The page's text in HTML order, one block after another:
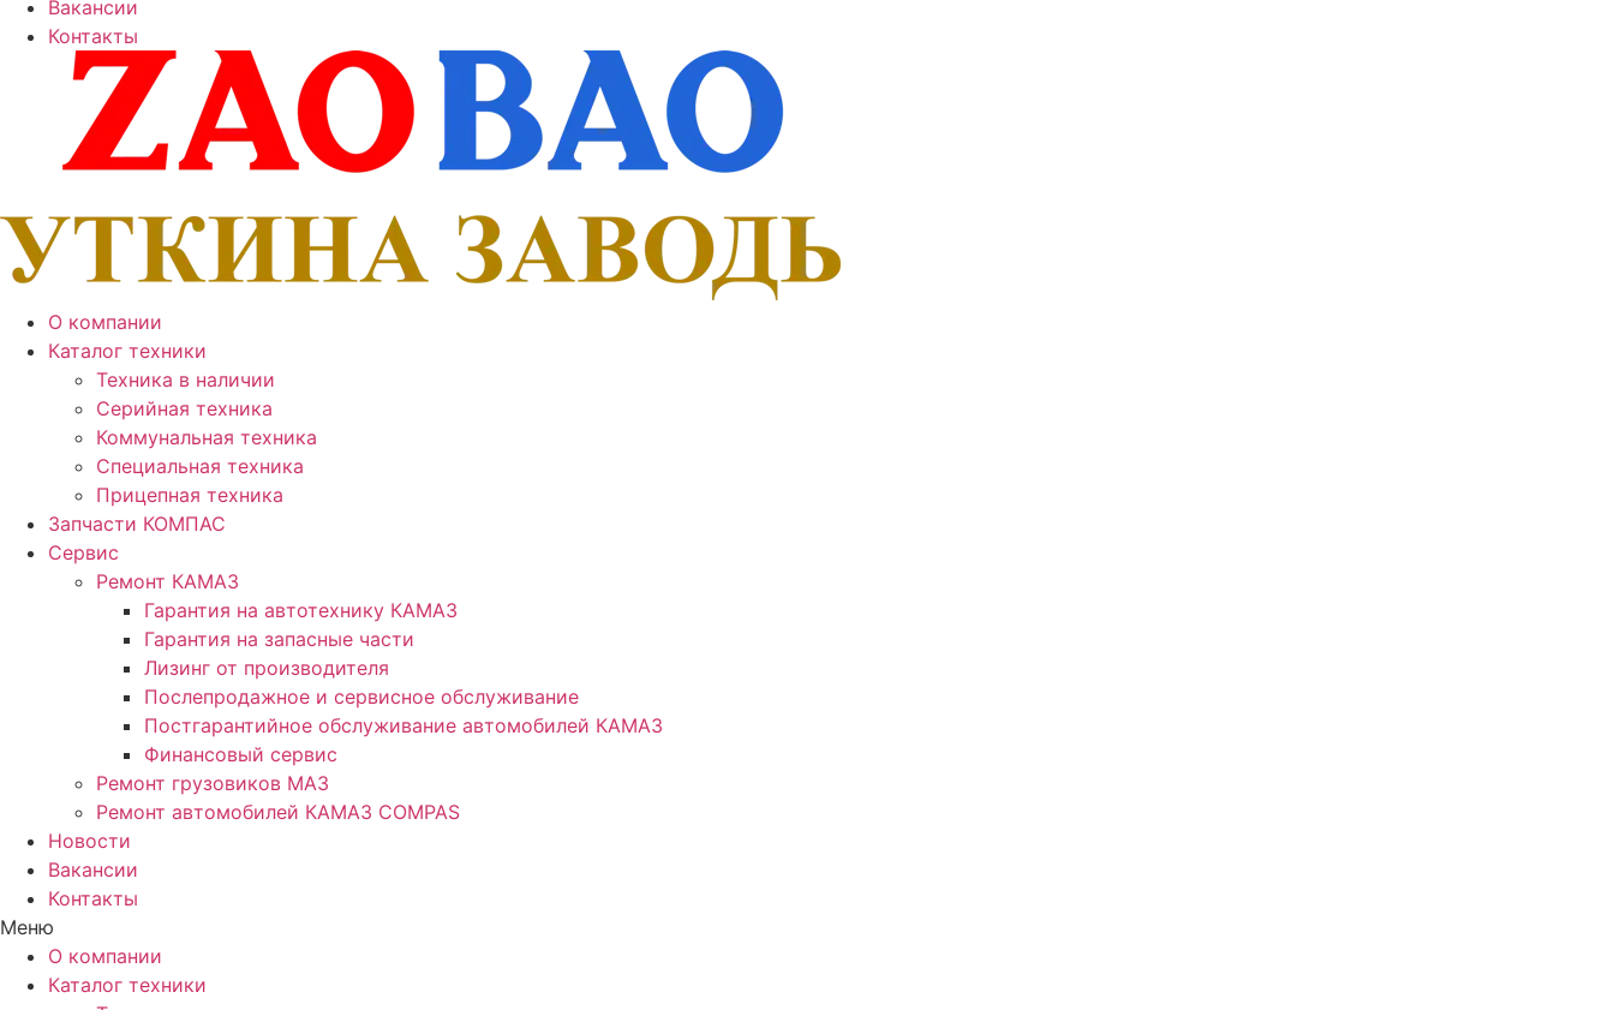
Вакансии
Контакты
О компании
Каталог техники
Техника в наличии
Серийная техника
Коммунальная техника
Специальная техника
Прицепная техника
Запчасти КОМПАС
Сервис
Ремонт КАМАЗ
Гарантия на автотехнику КАМАЗ
Гарантия на запасные части
Лизинг от производителя
Послепродажное и сервисное обслуживание
Постгарантийное обслуживание автомобилей КАМАЗ
Финансовый сервис
Ремонт грузовиков МАЗ
Ремонт автомобилей КАМАЗ COMPAS
Новости
Вакансии
Контакты
Меню
О компании
Каталог техники